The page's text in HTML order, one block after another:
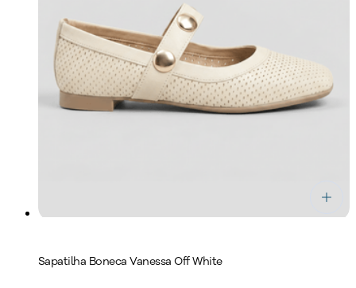
Sapatilha Boneca Vanessa Off White